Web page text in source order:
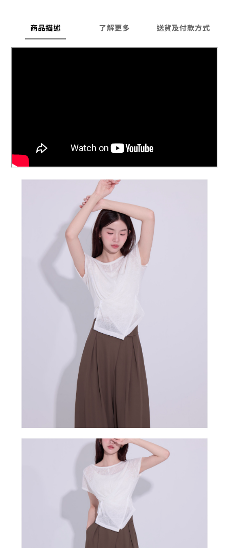
商品描述 了解更多 送貨及付款方式